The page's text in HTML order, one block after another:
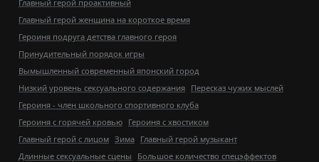
Главный герой проактивный
Главный герой женщина на короткое время
Героиня подруга детства главного героя
Принудительный порядок игры
Вымышленный современный японский город
Низкий уровень сексуального содержания Пересказ чужих мыслей
Героиня - член школьного спортивного клуба
Героиня с горячей кровью Героиня с хвостиком
Главный герой с лицом Зима Главный герой музыкант
Длинные сексуальные сцены
Большое количество спецэффектов